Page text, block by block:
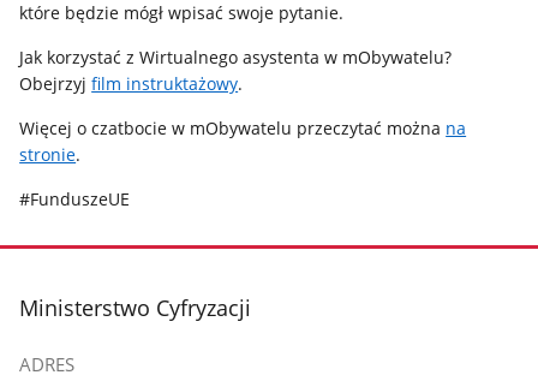
które będzie mógł wpisać swoje pytanie.
Jak korzystać z Wirtualnego asystenta w mObywatelu?
Obejrzyjfilm instruktażowy.
Więcej o czatbocie w mObywatelu przeczytać można na
stronie.
#FunduszeUE
stopka
Ministerstwo Cyfryzacji
ADRES